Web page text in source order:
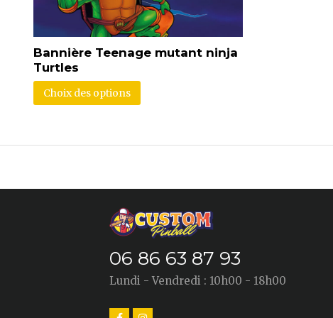
Bannière Teenage mutant ninja
Turtles
Choix des options
06 86 63 87 93
Lundi - Vendredi : 10h00 - 18h00